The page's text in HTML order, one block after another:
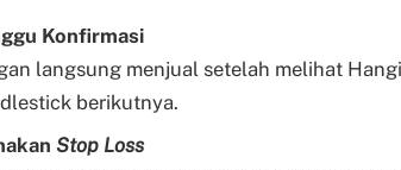
Konfirmasi
langsung menjual setelah melihat
berikutnya.
Stop Loss